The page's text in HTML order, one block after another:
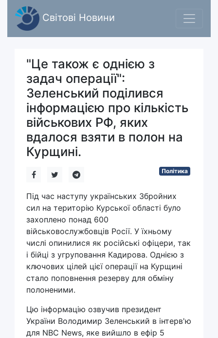
Світові Новини
"Це також є однією з
задач операції":
Зеленський поділився
інформацією про кількість
військових РФ, яких
вдалося взяти в полон на
Курщині.
Політика
Під час наступу українських Збройних
сил на територію Курської області було
захоплено понад 600
військовослужбовців Росії. У їхньому
числі опинилися як російські офіцери, так
і бійці з угруповання Кадирова. Однією з
ключових цілей цієї операції на Курщині
стало поповнення резерву для обміну
полоненими.
Цю інформацію озвучив президент
України Володимир Зеленський в інтерв'ю
для NBC News, яке вийшло в ефір 5